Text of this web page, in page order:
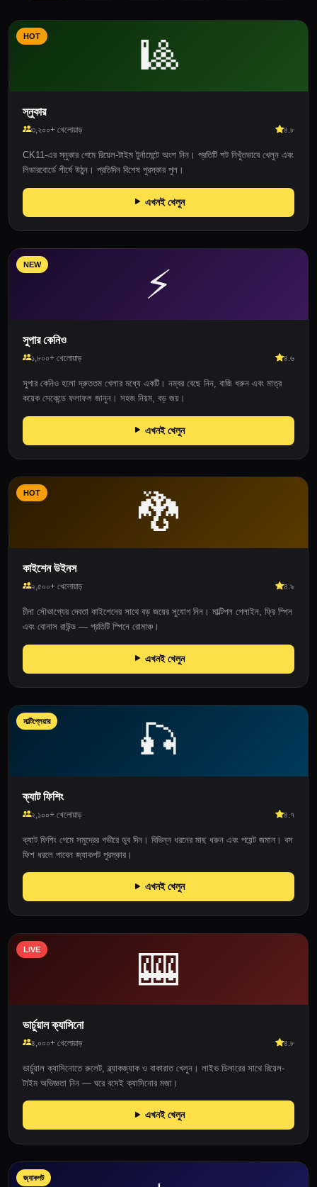
🎱
HOT
স্নুকার
৩,২০০+ খেলোয়াড় ৪.৮
CK11-এর স্নুকার গেমে রিয়েল-টাইম টুর্নামেন্টে অংশ নিন। প্রতিটি শট নিখুঁতভাবে খেলুন এবং
লিডারবোর্ডে শীর্ষে উঠুন। প্রতিদিন বিশেষ পুরস্কার পুল।
এখনই খেলুন
⚡
NEW
সুপার কেনিও
১,৮০০+ খেলোয়াড় ৪.৬
সুপার কেনিও হলো দ্রুততম খেলার মধ্যে একটি। নম্বর বেছে নিন, বাজি ধরুন এবং মাত্র
কয়েক সেকেন্ডে ফলাফল জানুন। সহজ নিয়ম, বড় জয়।
এখনই খেলুন
🐉
HOT
কাইশেন উইনস
২,৫০০+ খেলোয়াড় ৪.৯
চীনা সৌভাগ্যের দেবতা কাইশেনের সাথে বড় জয়ের সুযোগ নিন। মাল্টিপল পেলাইন, ফ্রি স্পিন
এবং বোনাস রাউন্ড — প্রতিটি স্পিনে রোমাঞ্চ।
এখনই খেলুন
🎣
মাল্টিপ্লেয়ার
ক্যাট ফিশিং
২,১০০+ খেলোয়াড় ৪.৭
ক্যাট ফিশিং গেমে সমুদ্রের গভীরে ডুব দিন। বিভিন্ন ধরনের মাছ ধরুন এবং পয়েন্ট জমান। বস
ফিশ ধরলে পাবেন জ্যাকপট পুরস্কার।
এখনই খেলুন
🎰
LIVE
ভার্চুয়াল ক্যাসিনো
৪,০০০+ খেলোয়াড় ৪.৮
ভার্চুয়াল ক্যাসিনোতে রুলেট, ব্ল্যাকজ্যাক ও বাকারাত খেলুন। লাইভ ডিলারের সাথে রিয়েল-
টাইম অভিজ্ঞতা নিন — ঘরে বসেই ক্যাসিনোর মজা।
এখনই খেলুন
জ্যাকপট